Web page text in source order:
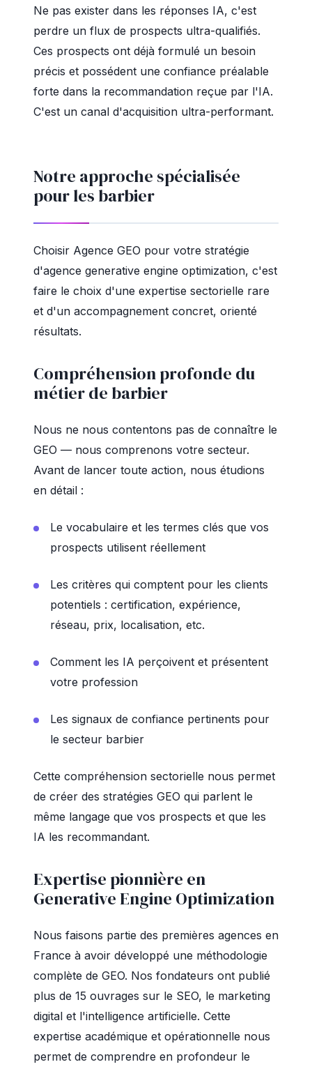
Ne pas exister dans les réponses IA, c'est
perdre un flux de prospects ultra-qualifiés.
Ces prospects ont déjà formulé un besoin
précis et possédent une confiance préalable
forte dans la recommandation reçue par l'IA.
C'est un canal d'acquisition ultra-performant.
Notre approche spécialisée
pour les barbier
Choisir Agence GEO pour votre stratégie
d'agence generative engine optimization, c'est
faire le choix d'une expertise sectorielle rare
et d'un accompagnement concret, orienté
résultats.
Compréhension profonde du
métier de barbier
Nous ne nous contentons pas de connaître le
GEO — nous comprenons votre secteur.
Avant de lancer toute action, nous étudions
en détail :
Le vocabulaire et les termes clés que vos
prospects utilisent réellement
Les critères qui comptent pour les clients
potentiels : certification, expérience,
réseau, prix, localisation, etc.
Comment les IA perçoivent et présentent
votre profession
Les signaux de confiance pertinents pour
le secteur barbier
Cette compréhension sectorielle nous permet
de créer des stratégies GEO qui parlent le
même langage que vos prospects et que les
IA les recommandant.
Expertise pionnière en
Generative Engine Optimization
Nous faisons partie des premières agences en
France à avoir développé une méthodologie
complète de GEO. Nos fondateurs ont publié
plus de 15 ouvrages sur le SEO, le marketing
digital et l'intelligence artificielle. Cette
expertise académique et opérationnelle nous
permet de comprendre en profondeur le